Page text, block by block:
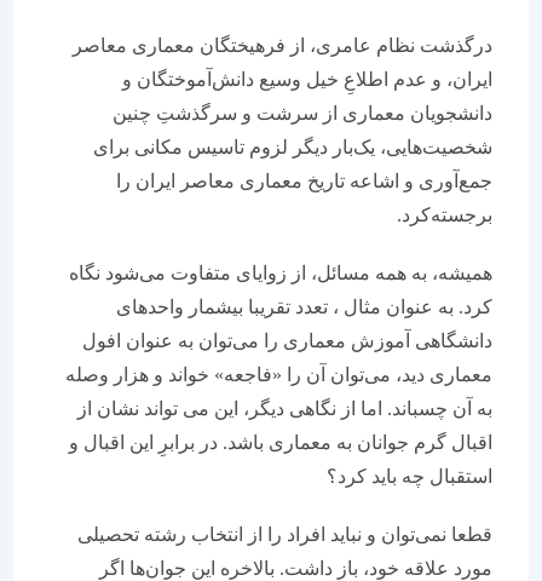
درگذشت نظام عامری، از فرهیختگان معماری معاصر
ایران،‌ و عدم اطلاعِ خیل وسیع دانش‌آموختگان و
دانشجویان معماری از سرشت و سرگذشتِ چنین
شخصیت‌هایی، یک‌بار دیگر لزوم تاسیس مکانی برای
جمع‌آوری و اشاعه تاریخ معماری معاصر ایران را
برجسته‌کرد.
همیشه، به همه مسائل، از زوایای متفاوت می‌شود نگاه
کرد. به عنوان مثال ، تعدد تقریبا بیشمار واحدهای
دانشگاهی آموزش معماری را می‌توان به عنوان افول
معماری دید، می‌توان آن را «فاجعه» خواند و هزار وصله
به آن چسباند. اما از نگاهی دیگر، این می تواند نشان از
اقبال گرم جوانان به معماری باشد. در برابرِ این اقبال و
استقبال چه باید کرد؟
قطعا نمی‌توان و نباید افراد را از انتخاب رشته تحصیلی
مورد علاقه خود، باز داشت. بالاخره این جوان‌ها اگر